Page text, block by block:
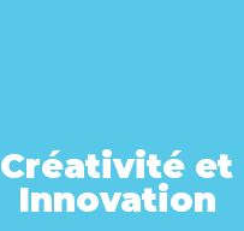
Créativité et
Innovation